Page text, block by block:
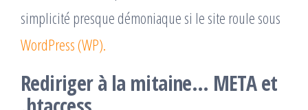
simplicité presque démoniaque si le site roule sous
WordPress (WP).
Rediriger à la mitaine… META et